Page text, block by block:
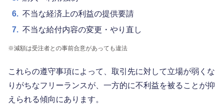
6. 不当な経済上の利益の提供要請
7. 不当な給付内容の変更・やり直し
※減額は受注者との事前合意があっても違法
これらの遵守事項によって、取引先に対して立場が弱くな
りがちなフリーランスが、一方的に不利益を被ることが抑
えられる傾向にあります。